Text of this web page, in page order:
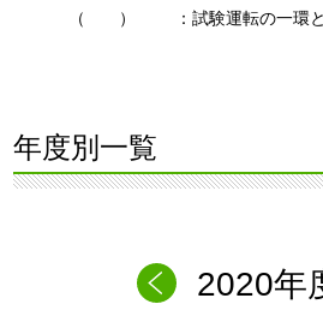
（ ）
：試験運転の一環
年度別一覧
2020年